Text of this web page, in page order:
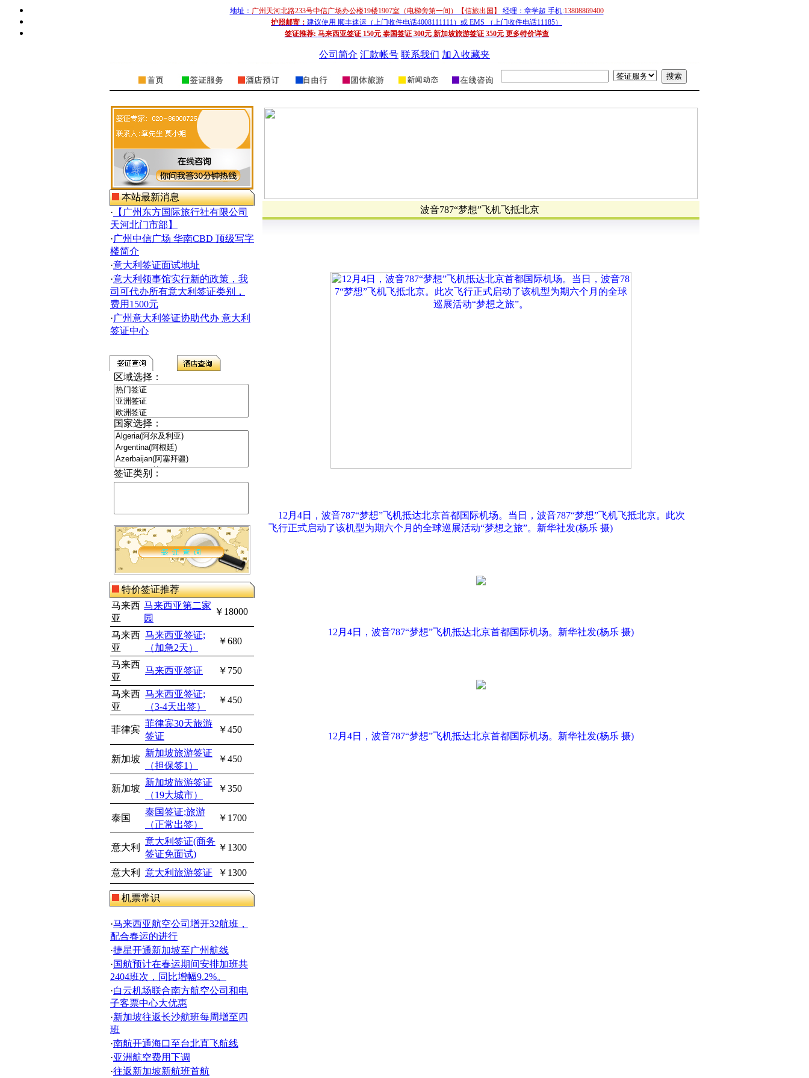
地址： 广州天河北路233号中信广场办公楼19楼1907室（电梯旁第一间）【信旅出国】 经理：章学超 手机:13808869400
护照邮寄： 建议使用 顺丰速运（上门收件电话4008111111）或 EMS （上门收件电话11185）
签证推荐: 马来西亚签证 150元 泰国签证 300元 新加坡旅游签证 350元 更多特价详查
公司简介 汇款帐号 联系我们 加入收藏夹
本站最新消息
· 【广州东方国际旅行社有限公司
天河北门市部】
·广州中信广场 华南CBD 顶级写字
楼简介
·意大利签证面试地址
·意大利领事馆实行新的政策，我
司可代办所有意大利签证类别，
费用1500元
·广州意大利签证协助代办 意大利
签证中心
区域选择：
国家选择：
签证类别：
特价签证推荐
马来西
亚
马来西亚第二家
园
￥18000
马来西
亚
马来西亚签证;
（加急2天）
￥680
马来西
亚
马来西亚签证 ￥750
马来西
亚
马来西亚签证;
（3-4天出签）
￥450
菲律宾
菲律宾30天旅游
签证
￥450
新加坡
新加坡旅游签证
（担保签1）
￥450
新加坡
新加坡旅游签证
（19大城市）
￥350
泰国
泰国签证;旅游
（正常出签）
￥1700
意大利
意大利签证(商务
签证免面试)
￥1300
意大利 意大利旅游签证 ￥1300
机票常识
·马来西亚航空公司增开32航班，
配合春运的进行
·捷星开通新加坡至广州航线
·国航预计在春运期间安排加班共
2404班次，同比增幅9.2%。
·白云机场联合南方航空公司和电
子客票中心大优惠
·新加坡往返长沙航班每周增至四
班
·南航开通海口至台北直飞航线
·亚洲航空费用下调
·往返新加坡新航班首航
波音787“梦想”飞机飞抵北京
12月4日，波音787“梦想”飞机抵达北京首都国际机场。当日，波音787“梦想”飞机飞抵北京。此次
飞行正式启动了该机型为期六个月的全球巡展活动“梦想之旅”。新华社发(杨乐 摄)
12月4日，波音787“梦想”飞机抵达北京首都国际机场。新华社发(杨乐 摄)
12月4日，波音787“梦想”飞机抵达北京首都国际机场。新华社发(杨乐 摄)